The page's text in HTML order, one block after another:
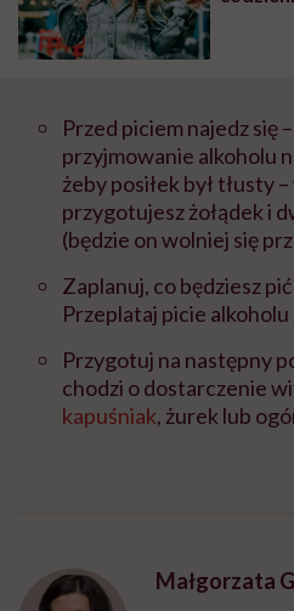
Przed piciem najedz się
przyjmowanie alkoholu
żeby posiłek był tłusty
przygotujesz żołądek i
(będzie on wolniej się
Zaplanuj, co będziesz
Przeplataj picie alkoholu
Przygotuj na następny
chodzi o dostarczenie
kapuśniak, żurek lub
Małgorzata